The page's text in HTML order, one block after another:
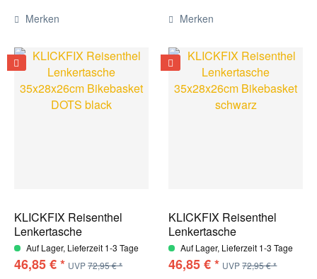
Merken Merken
KLICKFIX Reisenthel
Lenkertasche
35x28x26cm...
Auf Lager, Lieferzeit 1-3 Tage
46,85 € * UVP72,95 € *
KLICKFIX Reisenthel
Lenkertasche
35x28x26cm...
Auf Lager, Lieferzeit 1-3 Tage
46,85 € * UVP 72,95 € *